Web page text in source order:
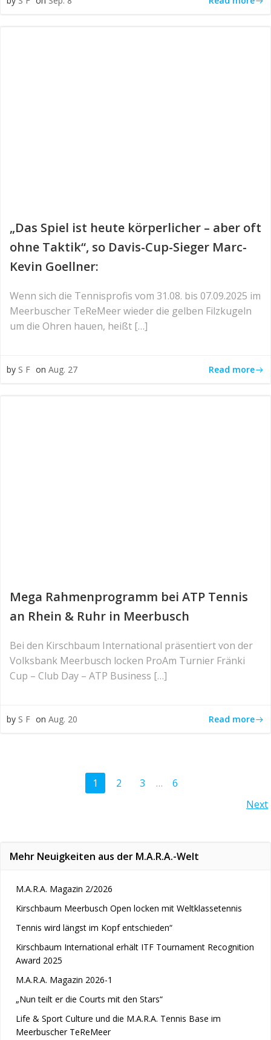
„Das Spiel ist heute körperlicher – aber oft
ohne Taktik“, so Davis-Cup-Sieger Marc-
Kevin Goellner:
Wenn sich die Tennisprofis vom 31.08. bis 07.09.2025 im
Meerbuscher TeReMeer wieder die gelben Filzkugeln
um die Ohren hauen, heißt […]
by S F on Aug. 27 Read more
Mega Rahmenprogramm bei ATP Tennis
an Rhein & Ruhr in Meerbusch
Bei den Kirschbaum International präsentiert von der
Volksbank Meerbusch locken ProAm Turnier Fränki
Cup – Club Day – ATP Business […]
by S F on Aug. 20 Read more
Page
1 Page
2 Page
3 … Page
6
Next
Mehr Neuigkeiten aus der M.A.R.A.-Welt
M.A.R.A. Magazin 2/2026
Kirschbaum Meerbusch Open locken mit Weltklassetennis
Tennis wird längst im Kopf entschieden“
Kirschbaum International erhält ITF Tournament Recognition
Award 2025
M.A.R.A. Magazin 2026-1
„Nun teilt er die Courts mit den Stars“
Life & Sport Culture und die M.A.R.A. Tennis Base im
Meerbuscher TeReMeer